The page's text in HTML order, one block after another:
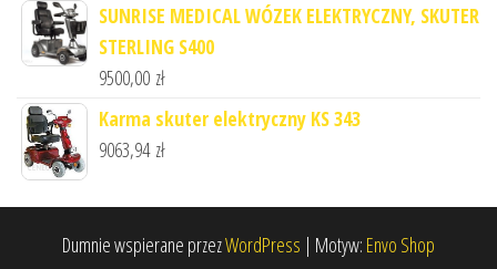
SUNRISE MEDICAL WÓZEK ELEKTRYCZNY, SKUTER
STERLING S400
9500,00 zł
Karma skuter elektryczny KS 343
9063,94 zł
Dumnie wspierane przezWordPress | Motyw: Envo Shop